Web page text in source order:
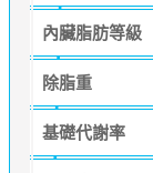
內臟脂肪等級
除脂重
基礎代謝率